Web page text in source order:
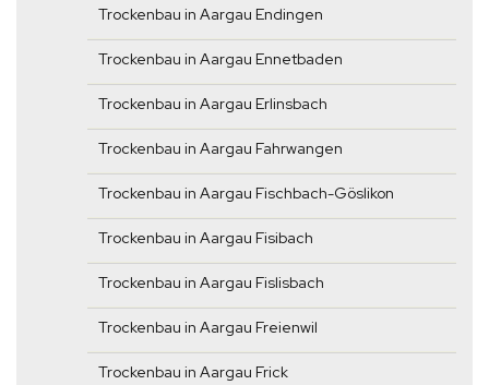
Trockenbau in Aargau Endingen
Trockenbau in Aargau Ennetbaden
Trockenbau in Aargau Erlinsbach
Trockenbau in Aargau Fahrwangen
Trockenbau in Aargau Fischbach-Göslikon
Trockenbau in Aargau Fisibach
Trockenbau in Aargau Fislisbach
Trockenbau in Aargau Freienwil
Trockenbau in Aargau Frick